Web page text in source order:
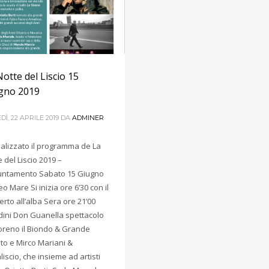
del Liscio 15
2019
22 APRILE 2019 DA ADMINER
il programma de La
del Liscio 2019 –
Sabato 15 Giugno
Mare Si inizia ore 6’30 con il
all’alba Sera ore 21’00
Don Guanella spettacolo
il Biondo & Grande
e Mirco Mariani &
che insieme ad artisti